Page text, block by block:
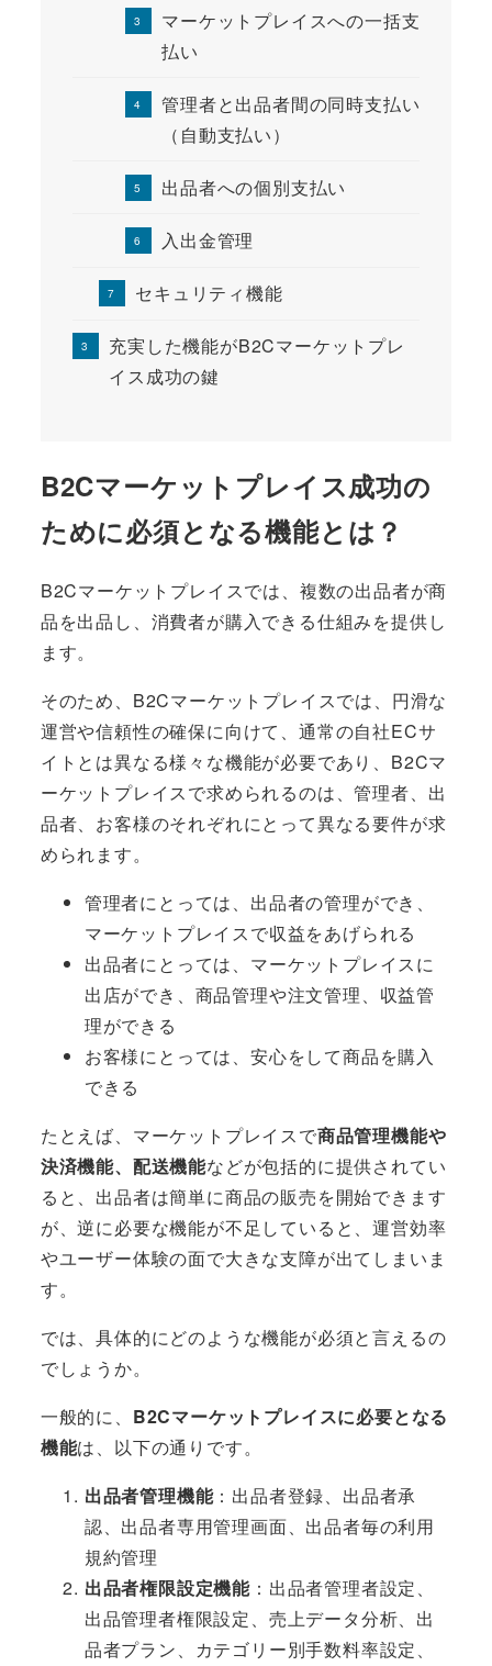
マーケットプレイスへの一括支
払い
管理者と出品者間の同時支払い
（自動支払い）
出品者への個別支払い
入出金管理
セキュリティ機能
充実した機能がB2Cマーケットプレ
イス成功の鍵
B2Cマーケットプレイス成功の
ために必須となる機能とは？
B2Cマーケットプレイスでは、複数の出品者が商
品を出品し、消費者が購入できる仕組みを提供し
ます。
そのため、B2Cマーケットプレイスでは、円滑な
運営や信頼性の確保に向けて、通常の自社ECサ
イトとは異なる様々な機能が必要であり、B2Cマ
ーケットプレイスで求められるのは、管理者、出
品者、お客様のそれぞれにとって異なる要件が求
められます。
管理者にとっては、出品者の管理ができ、
マーケットプレイスで収益をあげられる
出品者にとっては、マーケットプレイスに
出店ができ、商品管理や注文管理、収益管
理ができる
お客様にとっては、安心をして商品を購入
できる
たとえば、マーケットプレイスで商品管理機能や
決済機能、配送機能などが包括的に提供されてい
ると、出品者は簡単に商品の販売を開始できます
が、逆に必要な機能が不足していると、運営効率
やユーザー体験の面で大きな支障が出てしまいま
す。
では、具体的にどのような機能が必須と言えるの
でしょうか。
一般的に、 B2Cマーケットプレイスに必要となる
機能は、以下の通りです。
出品者管理機能：出品者登録、出品者承
認、出品者専用管理画面、出品者毎の利用
規約管理
出品者権限設定機能 ：出品者管理者設定、
出品管理者権限設定、売上データ分析、出
品者プラン、カテゴリー別手数料率設定、